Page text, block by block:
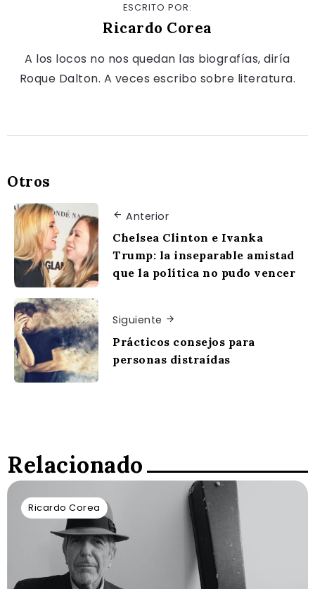
ESCRITO POR:
Ricardo Corea
A los locos no nos quedan las biografías, diría
Roque Dalton. A veces escribo sobre literatura.
Otros
Anterior
Chelsea Clinton e Ivanka
Trump: la inseparable amistad
que la política no pudo vencer
Siguiente
Prácticos consejos para
personas distraídas
Relacionado
Ricardo Corea